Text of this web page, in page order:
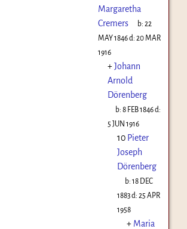
Margaretha
Cremers
b:22
MAY 1846d: 20 MAR
1916
+Johann
Arnold
Dörenberg
b:8 FEB 1846d:
5 JUN 1916
10 Pieter
Joseph
Dörenberg
b:18 DEC
1883d: 25 APR
1958
+ Maria